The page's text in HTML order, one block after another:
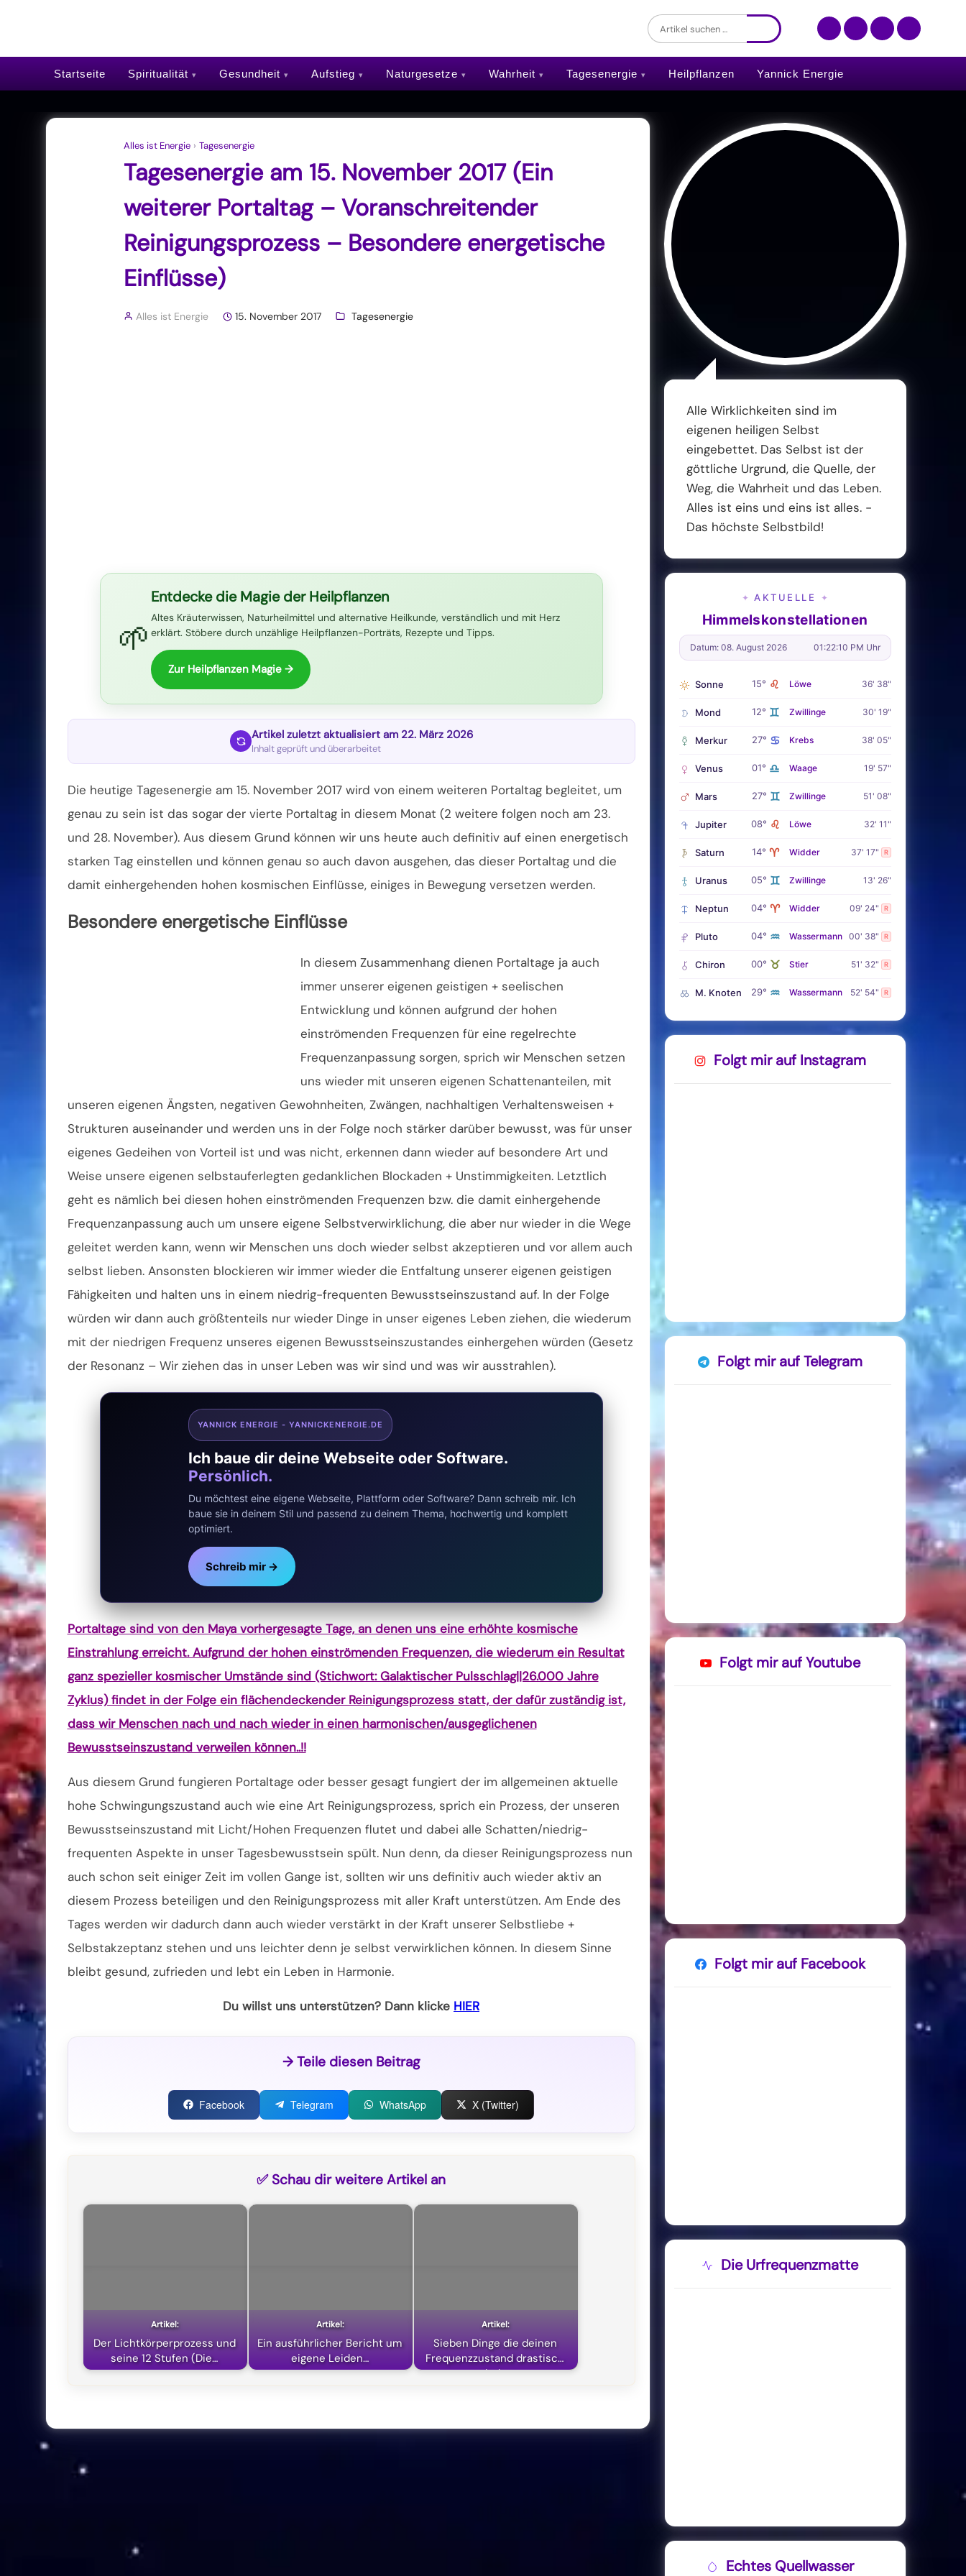
Startseite Spiritualität Gesundheit Aufstieg Naturgesetze Wahrheit Tagesenergie Heilpflanzen Yannick Energie
Alles ist Energie › Tagesenergie
Tagesenergie am 15. November 2017 (Ein
weiterer Portaltag – Voranschreitender
Reinigungsprozess – Besondere energetische
Einflüsse)
Alles ist Energie 15. November 2017 Tagesenergie
🌱
Entdecke die Magie der Heilpflanzen
Altes Kräuterwissen, Naturheilmittel und alternative Heilkunde, verständlich und mit Herz
erklärt. Stöbere durch unzählige Heilpflanzen-Porträts, Rezepte und Tipps.
Zur Heilpflanzen Magie →
Artikel zuletzt aktualisiert am 22. März 2026
Inhalt geprüft und überarbeitet
Die heutige Tagesenergie am 15. November 2017 wird von einem weiteren Portaltag begleitet, um
genau zu sein ist das sogar der vierte Portaltag in diesem Monat (2 weitere folgen noch am 23.
und 28. November). Aus diesem Grund können wir uns heute auch definitiv auf einen energetisch
starken Tag einstellen und können genau so auch davon ausgehen, das dieser Portaltag und die
damit einhergehenden hohen kosmischen Einflüsse, einiges in Bewegung versetzen werden.
Besondere energetische Einflüsse
In diesem Zusammenhang dienen Portaltage ja auch
immer unserer eigenen geistigen + seelischen
Entwicklung und können aufgrund der hohen
einströmenden Frequenzen für eine regelrechte
Frequenzanpassung sorgen, sprich wir Menschen setzen
uns wieder mit unseren eigenen Schattenanteilen, mit
unseren eigenen Ängsten, negativen Gewohnheiten, Zwängen, nachhaltigen Verhaltensweisen +
Strukturen auseinander und werden uns in der Folge noch stärker darüber bewusst, was für unser
eigenes Gedeihen von Vorteil ist und was nicht, erkennen dann wieder auf besondere Art und
Weise unsere eigenen selbstauferlegten gedanklichen Blockaden + Unstimmigkeiten. Letztlich
geht es nämlich bei diesen hohen einströmenden Frequenzen bzw. die damit einhergehende
Frequenzanpassung auch um unsere eigene Selbstverwirklichung, die aber nur wieder in die Wege
geleitet werden kann, wenn wir Menschen uns doch wieder selbst akzeptieren und vor allem auch
selbst lieben. Ansonsten blockieren wir immer wieder die Entfaltung unserer eigenen geistigen
Fähigkeiten und halten uns in einem niedrig-frequenten Bewusstseinszustand auf. In der Folge
würden wir dann auch größtenteils nur wieder Dinge in unser eigenes Leben ziehen, die wiederum
mit der niedrigen Frequenz unseres eigenen Bewusstseinszustandes einhergehen würden (Gesetz
der Resonanz – Wir ziehen das in unser Leben was wir sind und was wir ausstrahlen).
YANNICK ENERGIE - YANNICKENERGIE.DE
Ich baue dir deine Webseite oder Software.
Persönlich.
Du möchtest eine eigene Webseite, Plattform oder Software? Dann schreib mir. Ich
baue sie in deinem Stil und passend zu deinem Thema, hochwertig und komplett
optimiert.
Schreib mir →
Portaltage sind von den Maya vorhergesagte Tage, an denen uns eine erhöhte kosmische
Einstrahlung erreicht. Aufgrund der hohen einströmenden Frequenzen, die wiederum ein Resultat
ganz spezieller kosmischer Umstände sind (Stichwort: Galaktischer Pulsschlag||26.000 Jahre
Zyklus) findet in der Folge ein flächendeckender Reinigungsprozess statt, der dafür zuständig ist,
dass wir Menschen nach und nach wieder in einen harmonischen/ausgeglichenen
Bewusstseinszustand verweilen können..!!
Aus diesem Grund fungieren Portaltage oder besser gesagt fungiert der im allgemeinen aktuelle
hohe Schwingungszustand auch wie eine Art Reinigungsprozess, sprich ein Prozess, der unseren
Bewusstseinszustand mit Licht/Hohen Frequenzen flutet und dabei alle Schatten/niedrig-
frequenten Aspekte in unser Tagesbewusstsein spült. Nun denn, da dieser Reinigungsprozess nun
auch schon seit einiger Zeit im vollen Gange ist, sollten wir uns definitiv auch wieder aktiv an
diesem Prozess beteiligen und den Reinigungsprozess mit aller Kraft unterstützen. Am Ende des
Tages werden wir dadurch dann auch wieder verstärkt in der Kraft unserer Selbstliebe +
Selbstakzeptanz stehen und uns leichter denn je selbst verwirklichen können. In diesem Sinne
bleibt gesund, zufrieden und lebt ein Leben in Harmonie.
Du willst uns unterstützen? Dann klicke HIER
→ Teile diesen Beitrag
Facebook Telegram WhatsApp X (Twitter)
✅ Schau dir weitere Artikel an
Der Lichtkörperprozess und
seine 12 Stufen (Die…
Ein ausführlicher Bericht um
eigene Leiden…
Sieben Dinge die deinen
Frequenzzustand drastisch
anheben
Alle Wirklichkeiten sind im
eigenen heiligen Selbst
eingebettet. Das Selbst ist der
göttliche Urgrund, die Quelle, der
Weg, die Wahrheit und das Leben.
Alles ist eins und eins ist alles. -
Das höchste Selbstbild!
✦ AKTUELLE ✦
Himmelskonstellationen
Datum: 08. August 2026 01:22:11 PM Uhr
Sonne 15° ♌ Löwe 36' 38"
Mond 12° ♊ Zwillinge 30' 19"
Merkur 27° ♋ Krebs 38' 05"
Venus 01° ♎ Waage 19' 57"
Mars 27° ♊ Zwillinge 51' 08"
Jupiter 08° ♌ Löwe 32' 11"
Saturn 14° ♈ Widder 37' 17" R
Uranus 05° ♊ Zwillinge 13' 26"
Neptun 04° ♈ Widder 09' 24" R
Pluto 04° ♒ Wassermann 00' 38" R
Chiron 00° ♉ Stier 51' 32" R
M. Knoten 29° ♒ Wassermann 52' 54" R
Folgt mir auf Instagram
Folgt mir auf Telegram
Folgt mir auf Youtube
Folgt mir auf Facebook
Die Urfrequenzmatte
Echtes Quellwasser